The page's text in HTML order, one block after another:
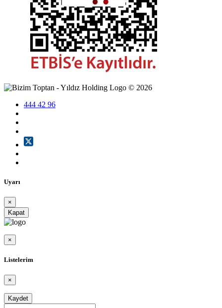
© 2026
444 42 96
Uyarı
×
Kapat
×
Listelerim
×
Kaydet